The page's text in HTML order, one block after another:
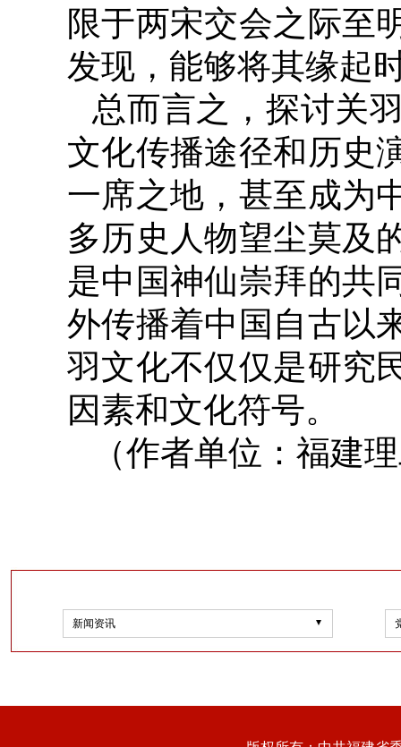
限于两宋交会之际至
发现，能够将其缘起
总而言之，探讨关
文化传播途径和历史
一席之地，甚至成为
多历史人物望尘莫及
是中国神仙崇拜的共
外传播着中国自古以
羽文化不仅仅是研究
因素和文化符号。
（作者单位：福建
新闻资讯